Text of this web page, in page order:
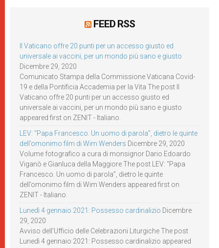
FEED RSS
Il Vaticano offre 20 punti per un accesso giusto ed
universale ai vaccini, per un mondo più sano e giusto
Dicembre 29, 2020
Comunicato Stampa della Commissione Vaticana Covid-
19 e della Pontificia Accademia per la Vita The post Il
Vaticano offre 20 punti per un accesso giusto ed
universale ai vaccini, per un mondo più sano e giusto
appeared first on ZENIT - Italiano.
LEV: “Papa Francesco. Un uomo di parola”, dietro le quinte
dell’omonimo film di Wim Wenders Dicembre 29, 2020
Volume fotografico a cura di monsignor Dario Edoardo
Viganò e Gianluca della Maggiore The post LEV: “Papa
Francesco. Un uomo di parola”, dietro le quinte
dell’omonimo film di Wim Wenders appeared first on
ZENIT - Italiano.
Lunedì 4 gennaio 2021: Possesso cardinalizio Dicembre
29, 2020
Avviso dell’Ufficio delle Celebrazioni Liturgiche The post
Lunedì 4 gennaio 2021: Possesso cardinalizio appeared